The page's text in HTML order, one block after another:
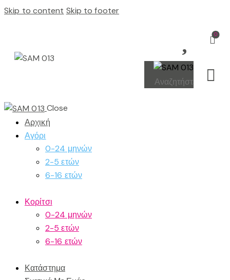
Skip to content Skip to footer
0
Close
Αρχική
Αγόρι
0-24 μηνών
2-5 ετών
6-16 ετών
Κορίτσι
0-24 μηνών
2-5 ετών
6-16 ετών
Κατάστημα